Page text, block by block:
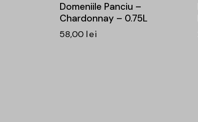
Domeniile Panciu –
Chardonnay – 0.75L
58,00 lei